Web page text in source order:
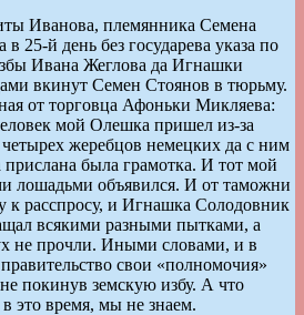
Иванова, племянника Семена
25-й день без государева указа по
Ивана Жеглова да Игнашки
вкинут Семен Стоянов в тюрьму.
от торговца Афоньки Микляева:
мой Олешка пришел из-за
жеребцов немецких да с ним
прислана была грамотка. И тот мой
лошадьми объявился. И от таможни
к расспросу, и Игнашка Солодовник
всякими разными пытками, а
не прочли. Иными словами, и в
свои «полномочия»
покинув земскую избу. А что
это время, мы не знаем.